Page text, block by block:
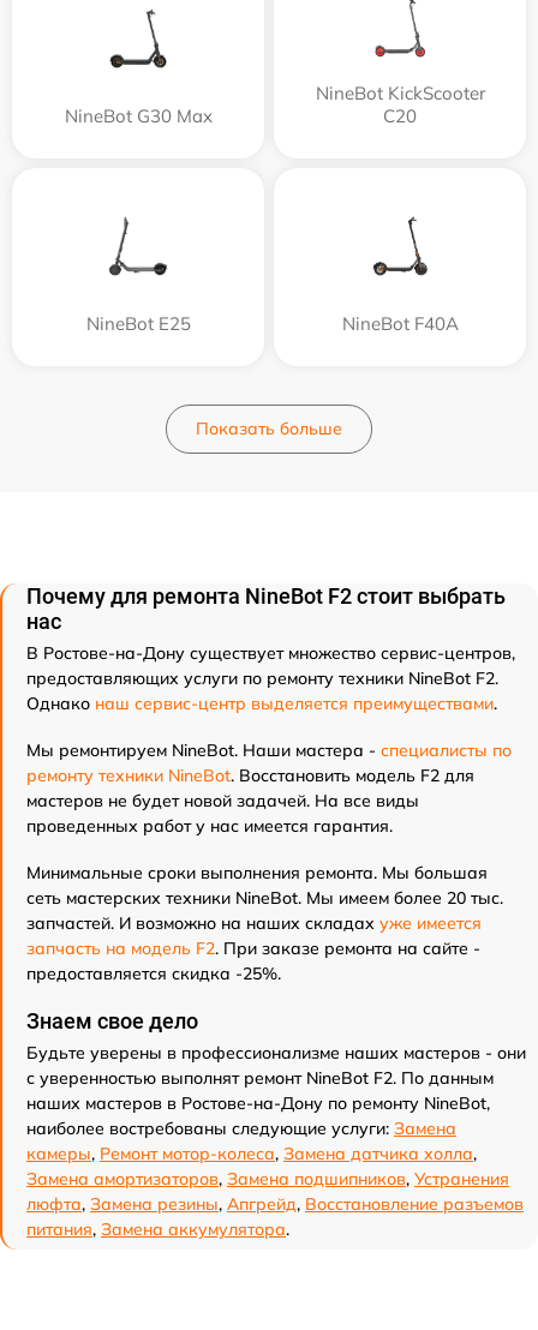
NineBot G30 Max
NineBot KickScooter
C20
NineBot E25 NineBot F40A
Показать больше
Почему для ремонта NineBot F2 стоит выбрать
нас
В Ростове-на-Дону существует множество сервис-центров,
предоставляющих услуги по ремонту техники NineBot F2.
Однако наш сервис-центр выделяется преимуществами.
Мы ремонтируем NineBot. Наши мастера - специалисты по
ремонту техники NineBot. Восстановить модель F2 для
мастеров не будет новой задачей. На все виды
проведенных работ у нас имеется гарантия.
Минимальные сроки выполнения ремонта. Мы большая
сеть мастерских техники NineBot. Мы имеем более 20 тыс.
запчастей. И возможно на наших складах уже имеется
запчасть на модель F2. При заказе ремонта на сайте -
предоставляется скидка -25%.
Знаем свое дело
Будьте уверены в профессионализме наших мастеров - они
с уверенностью выполнят ремонт NineBot F2. По данным
наших мастеров в Ростове-на-Дону по ремонту NineBot,
наиболее востребованы следующие услуги: Замена
камеры, Ремонт мотор-колеса, Замена датчика холла,
Замена амортизаторов, Замена подшипников, Устранения
люфта, Замена резины, Апгрейд, Восстановление разъемов
питания, Замена аккумулятора.